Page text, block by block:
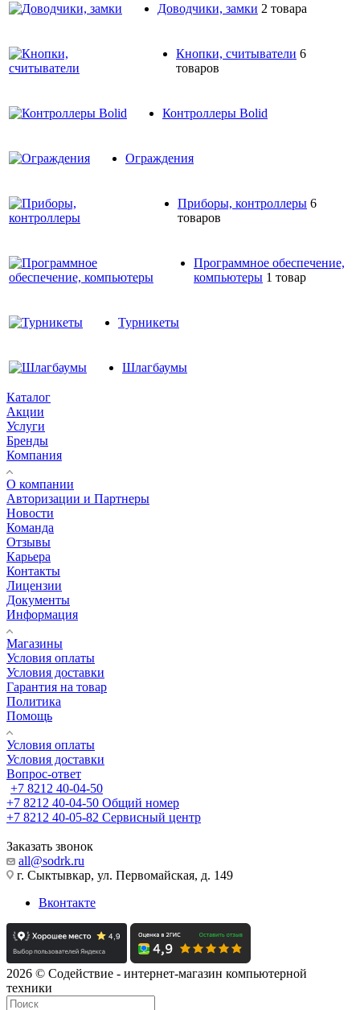
Доводчики, замки 2 товара
Кнопки, считыватели 6
товаров
Контроллеры Bolid
Ограждения
Приборы, контроллеры 6
товаров
Программное обеспечение,
компьютеры 1 товар
Турникеты
Шлагбаумы
Каталог
Акции
Услуги
Бренды
Компания
О компании
Авторизации и Партнеры
Новости
Команда
Отзывы
Карьера
Контакты
Лицензии
Документы
Информация
Магазины
Условия оплаты
Условия доставки
Гарантия на товар
Политика
Помощь
Условия оплаты
Условия доставки
Вопрос-ответ
+7 8212 40-04-50
+7 8212 40-04-50 Общий номер
+7 8212 40-05-82 Сервисный центр
Заказать звонок
all@sodrk.ru
г. Сыктывкар, ул. Первомайская, д. 149
Вконтакте
2026 © Содействие - интернет-магазин компьютерной
техники